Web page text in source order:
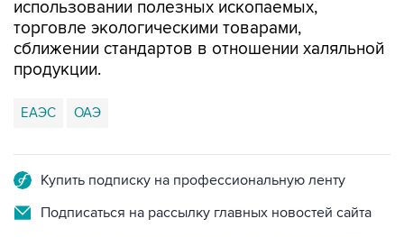
использовании полезных ископаемых,
торговле экологическими товарами,
сближении стандартов в отношении халяльной
продукции.
ЕАЭС ОАЭ
Купить подписку на профессиональную ленту
Подписаться на рассылку главных новостей сайта